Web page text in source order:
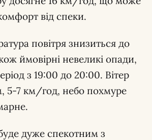
від спеки.
повітря знизиться до
ймовірні невеликі опади,
з 19:00 до 20:00. Вітер
5-7 км/год, небо похмуре
дуже спекотним з